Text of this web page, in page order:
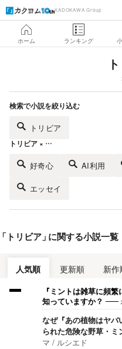
KADOKAWA Group
ホーム ランキング
検索で小説を絞り込む
トリビア
トリビア × …
好奇心 AI利用
エッセイ
トリビア 」に関する小説一覧
人気順 更新順 新作
『ミントは雑草に頻
知っていますか？
なぜ『あの植物はヤ
られた危険な野草・
マ / ルシエド